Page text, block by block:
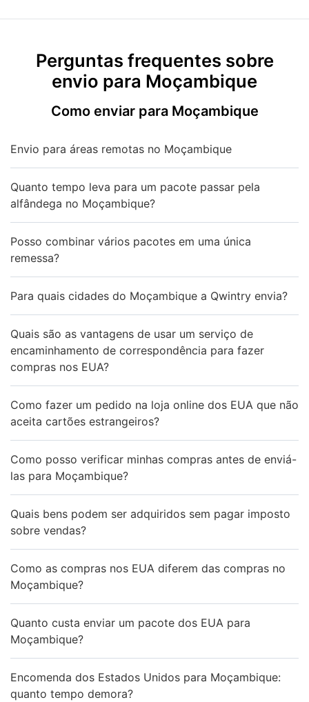
Perguntas frequentes sobre
envio para Moçambique
Como enviar para Moçambique
Envio para áreas remotas no Moçambique
Quanto tempo leva para um pacote passar pela
alfândega no Moçambique?
Posso combinar vários pacotes em uma única
remessa?
Para quais cidades do Moçambique a Qwintry envia?
Quais são as vantagens de usar um serviço de
encaminhamento de correspondência para fazer
compras nos EUA?
Como fazer um pedido na loja online dos EUA que não
aceita cartões estrangeiros?
Como posso verificar minhas compras antes de enviá-
las para Moçambique?
Quais bens podem ser adquiridos sem pagar imposto
sobre vendas?
Como as compras nos EUA diferem das compras no
Moçambique?
Quanto custa enviar um pacote dos EUA para
Moçambique?
Encomenda dos Estados Unidos para Moçambique:
quanto tempo demora?